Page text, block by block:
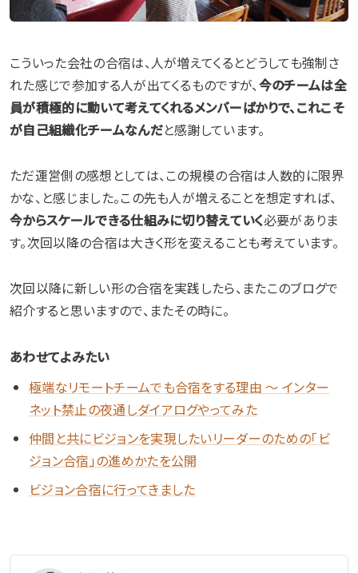
こういった会社の合宿は、人が増えてくるとどうしても強制さ
れた感じで参加する人が出てくるものですが、今のチームは全
員が積極的に動いて考えてくれるメンバーばかりで、これこそ
が自己組織化チームなんだと感謝しています。
ただ運営側の感想としては、この規模の合宿は人数的に限界
かな、と感じました。この先も人が増えることを想定すれば、
今からスケールできる仕組みに切り替えていく必要がありま
す。次回以降の合宿は大きく形を変えることも考えています。
次回以降に新しい形の合宿を実践したら、またこのブログで
紹介すると思いますので、またその時に。
あわせてよみたい
極端なリモートチームでも合宿をする理由 〜 インター
ネット禁止の夜通しダイアログやってみた
仲間と共にビジョンを実現したいリーダーのための「ビ
ジョン合宿」の進めかたを公開
ビジョン合宿に行ってきました